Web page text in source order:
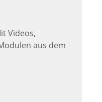
Videos,
aus dem